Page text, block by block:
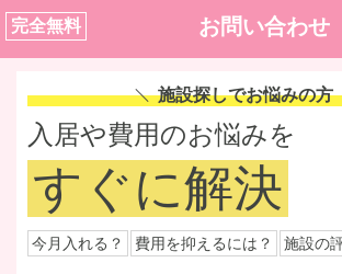
完全無料 お問い合わせ
施設探しでお悩みの方
入居や費用のお悩みを
すぐに解決
今月入れる？ 費用を抑えるには？ 施設の